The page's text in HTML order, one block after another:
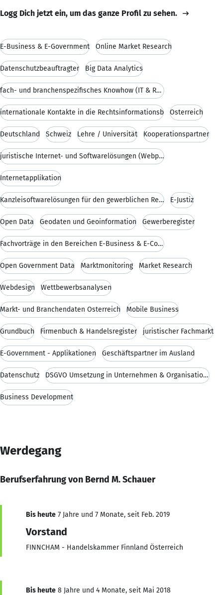
Logg Dich jetzt ein, um das ganze Profil zu sehen.
E-Business & E-Government Online Market Research
Datenschutzbeauftragter Big Data Analytics
fach- und branchenspezifisches Knowhow (IT & Recht
internationale Kontakte in die Rechtsinformationsb Österreich
Deutschland Schweiz Lehre / Universität Kooperationspartner
juristische Internet- und Softwarelösungen (Webpor
Internetapplikation
Kanzleisoftwarelösungen für den gewerblichen Recht E-Justiz
Open Data Geodaten und Geoinformation Gewerberegister
Fachvorträge in den Bereichen E-Business & E-Comme
Open Government Data Marktmonitoring Market Research
Webdesign Wettbewerbsanalysen
Markt- und Branchendaten Österreich Mobile Business
Grundbuch Firmenbuch & Handelsregister juristischer Fachmarkt
E-Government - Applikationen Geschäftspartner im Ausland
Datenschutz DSGVO Umsetzung in Unternehmen & Organisationen
Business Development
Werdegang
Berufserfahrung von Bernd M. Schauer
Bis heute 7 Jahre und 7 Monate, seit Feb. 2019
Vorstand
FINNCHAM - Handelskammer Finnland Österreich
Bis heute 8 Jahre und 4 Monate, seit Mai 2018